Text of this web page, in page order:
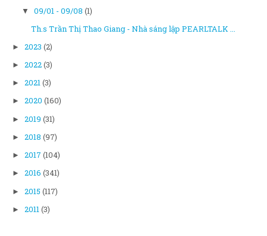
▼ 09/01 - 09/08 (1)
Th.s Trần Thị Thao Giang - Nhà sáng lập PEARLTALK ...
► 2023 (2)
► 2022(3)
► 2021(3)
► 2020 (160)
► 2019 (31)
► 2018 (97)
► 2017 (104)
► 2016 (341)
► 2015 (117)
► 2011(3)